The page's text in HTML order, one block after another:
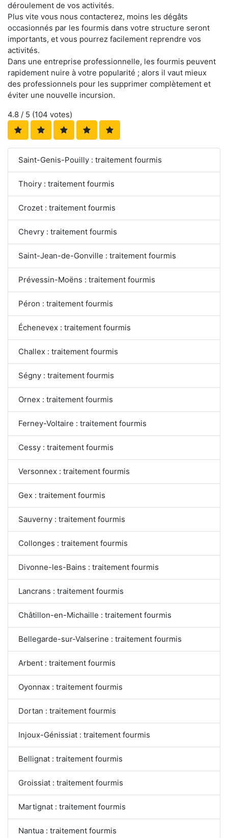
déroulement de vos activités.
Plus vite vous nous contacterez, moins les dégâts
occasionnés par les fourmis dans votre structure seront
importants, et vous pourrez facilement reprendre vos
activités.
Dans une entreprise professionnelle, les fourmis peuvent
rapidement nuire à votre popularité ; alors il vaut mieux
des professionnels pour les supprimer complètement et
éviter une nouvelle incursion.
4.8 / 5 (104 votes)
Saint-Genis-Pouilly : traitement fourmis
Thoiry : traitement fourmis
Crozet : traitement fourmis
Chevry : traitement fourmis
Saint-Jean-de-Gonville : traitement fourmis
Prévessin-Moëns : traitement fourmis
Péron : traitement fourmis
Échenevex : traitement fourmis
Challex : traitement fourmis
Ségny : traitement fourmis
Ornex : traitement fourmis
Ferney-Voltaire : traitement fourmis
Cessy : traitement fourmis
Versonnex : traitement fourmis
Gex : traitement fourmis
Sauverny : traitement fourmis
Collonges : traitement fourmis
Divonne-les-Bains : traitement fourmis
Lancrans : traitement fourmis
Châtillon-en-Michaille : traitement fourmis
Bellegarde-sur-Valserine : traitement fourmis
Arbent : traitement fourmis
Oyonnax : traitement fourmis
Dortan : traitement fourmis
Injoux-Génissiat : traitement fourmis
Bellignat : traitement fourmis
Groissiat : traitement fourmis
Martignat : traitement fourmis
Nantua : traitement fourmis